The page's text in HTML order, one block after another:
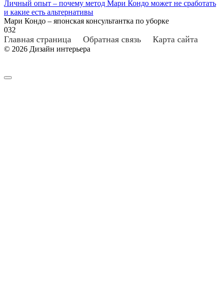
Личный опыт – почему метод Мари Кондо может не сработать
и какие есть альтернативы
Мари Кондо – японская консультантка по уборке
032
Главная страница Обратная связь Карта сайта
© 2026 Дизайн интерьера